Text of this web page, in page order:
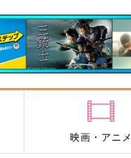
映画・アニメ